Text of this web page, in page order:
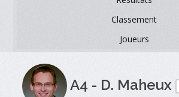
Classement
Joueurs
A4 - D. Maheux